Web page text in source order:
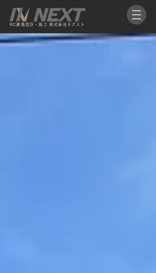
RC​建築設計・施工 株式会社ネクスト​